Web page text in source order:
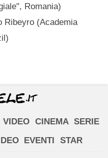
Romania)
Ribeyro (Academia
VIDEO CINEMA SERIE
EVENTI STAR